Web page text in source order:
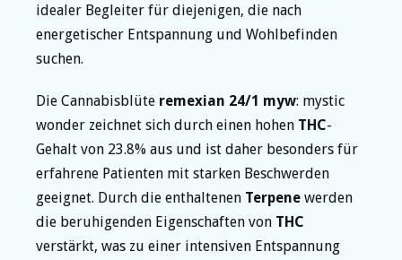
idealer Begleiter für diejenigen, die nach
energetischer Entspannung und Wohlbefinden
suchen.
Die Cannabisblüte remexian 24/1 myw: mystic
wonder zeichnet sich durch einen hohen THC-
Gehalt von 23.8% aus und ist daher besonders für
erfahrene Patienten mit starken Beschwerden
geeignet. Durch die enthaltenen Terpene werden
die beruhigenden Eigenschaften von THC
verstärkt, was zu einer intensiven Entspannung